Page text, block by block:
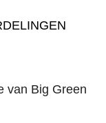
van Big Green